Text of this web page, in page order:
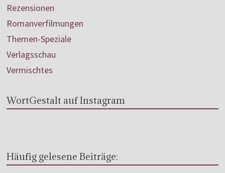
Rezensionen
Romanverfilmungen
Themen-Speziale
Verlagsschau
Vermischtes
WortGestalt auf Instagram
Häufig gelesene Beiträge: